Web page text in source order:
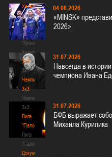
Халипского"
Международный
турнир
-
"Кубок
Халипского"
3x3
3x3
Чемпионат
3х3
Чемпионат
3х3
Лига
"Палова"
Лига
"Палова"
Документы
04.08.2026
«MINSK»
2026»
31.07.2026
Навсегда в
чемпиона Ивана
31.07.2026
БФБ выражает
Михаила Курилика